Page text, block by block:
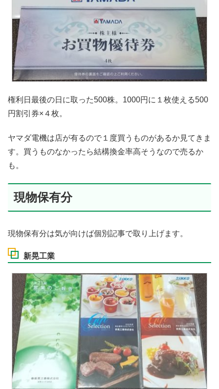
権利日最後の日に取った500株。1000円に１枚使える500
円割引券×４枚。
ヤマダ電機は店が有るので１度買うものがあるか見てきま
す。買うものなかったら結構換金率高そうなので売るか
も。
現物保有分
現物保有分は気が向けば個別記事で取り上げます。
新晃工業